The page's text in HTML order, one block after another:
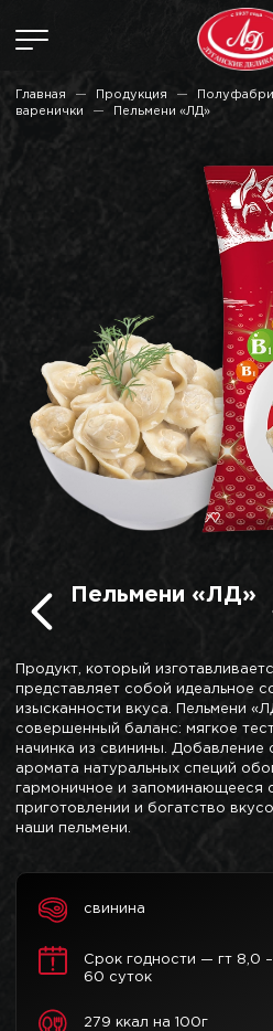
Главная Продукция
варенички
Пельмени «ЛД»
Пельмени «ЛД»
Продукт, который
представляет собой идеальное
изысканности вкуса. Пельмени
совершенный баланс: мягкое
начинка из свинины. Добавление
аромата натуральных специй
гармоничное и запоминающееся
приготовлении и богатство
наши пельмени.
свинина
Срок годности — гт 8,0
60 суток
279 ккал на 100г